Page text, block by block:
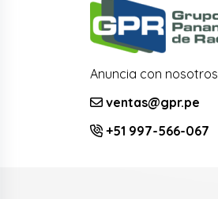
Anuncia con
ventas@gpr.pe
+51 997-566-067